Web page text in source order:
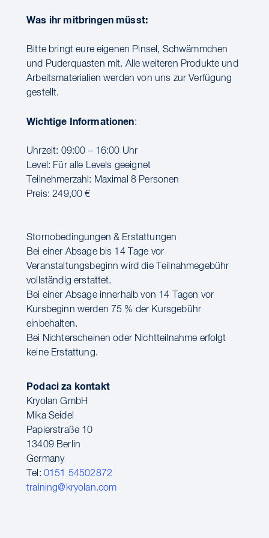
Was ihr mitbringen müsst:
Bitte bringt eure eigenen Pinsel, Schwämmchen
und Puderquasten mit. Alle weiteren Produkte und
Arbeitsmaterialien werden von uns zur Verfügung
gestellt.
Wichtige Informationen:
Uhrzeit: 09:00 – 16:00 Uhr
Level: Für alle Levels geeignet
Teilnehmerzahl: Maximal 8 Personen
Preis: 249,00 €
Stornobedingungen & Erstattungen
Bei einer Absage bis 14 Tage vor
Veranstaltungsbeginn wird die Teilnahmegebühr
vollständig erstattet.
Bei einer Absage innerhalb von 14 Tagen vor
Kursbeginn werden 75 % der Kursgebühr
einbehalten.
Bei Nichterscheinen oder Nichtteilnahme erfolgt
keine Erstattung.
Podaci za kontakt
Kryolan GmbH
Mika Seidel
Papierstraße 10
13409 Berlin
Germany
Tel: 0151 54502872
training@kryolan.com